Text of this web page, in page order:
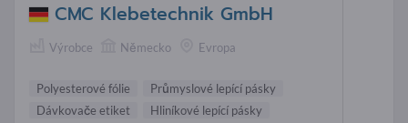
CMC Klebetechnik GmbH
Výrobce Německo Evropa
Polyesterové fólie
Průmyslové lepící pásky
Dávkovače etiket
Hliníkové lepící pásky